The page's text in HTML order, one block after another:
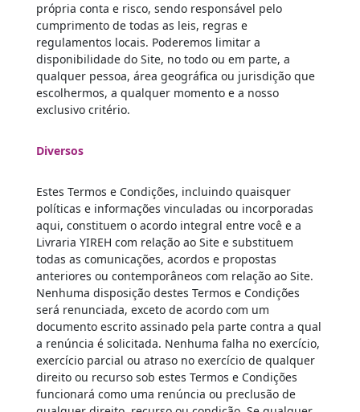
própria conta e risco, sendo responsável pelo
cumprimento de todas as leis, regras e
regulamentos locais. Poderemos limitar a
disponibilidade do Site, no todo ou em parte, a
qualquer pessoa, área geográfica ou jurisdição que
escolhermos, a qualquer momento e a nosso
exclusivo critério.
Diversos
Estes Termos e Condições, incluindo quaisquer
políticas e informações vinculadas ou incorporadas
aqui, constituem o acordo integral entre você e a
Livraria YIREH com relação ao Site e substituem
todas as comunicações, acordos e propostas
anteriores ou contemporâneos com relação ao Site.
Nenhuma disposição destes Termos e Condições
será renunciada, exceto de acordo com um
documento escrito assinado pela parte contra a qual
a renúncia é solicitada. Nenhuma falha no exercício,
exercício parcial ou atraso no exercício de qualquer
direito ou recurso sob estes Termos e Condições
funcionará como uma renúncia ou preclusão de